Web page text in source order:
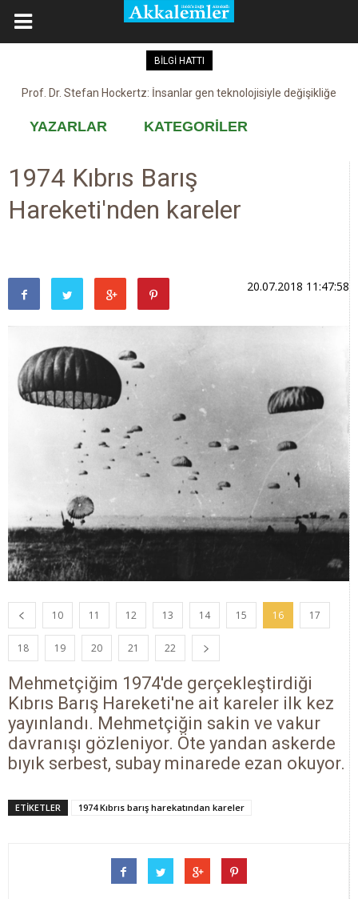
BİLGİ HATTI
Prof. Dr. Stefan Hockertz: İnsanlar gen teknolojisiyle değişikliğe
Kovid-19 aşısı, devşirme ve kobay!
YAZARLAR KATEGORİLER
1974 Kıbrıs Barış
Hareketi'nden kareler
20.07.2018 11:47:58
10 11 12 13 14 15 16 17
18 19 20 21 22
Mehmetçiğim 1974'de gerçekleştirdiği
Kıbrıs Barış Hareketi'ne ait kareler ilk kez
yayınlandı. Mehmetçiğin sakin ve vakur
davranışı gözleniyor. Öte yandan askerde
bıyık serbest, subay minarede ezan okuyor.
ETİKETLER 1974 Kıbrıs barış harekatından kareler